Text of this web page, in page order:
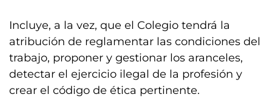
Incluye, a la vez, que el Colegio tendrá la
atribución de reglamentar las condiciones del
trabajo, proponer y gestionar los aranceles,
detectar el ejercicio ilegal de la profesión y
crear el código de ética pertinente.